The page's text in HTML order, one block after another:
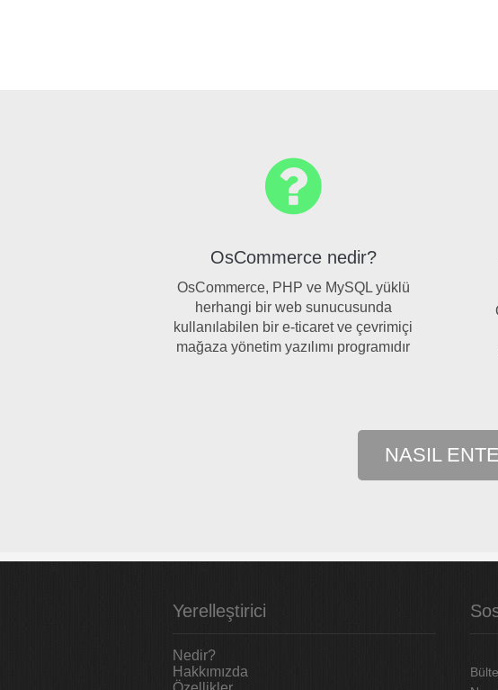
OsCommerce nedir?
OsCommerce, PHP ve MySQL yüklü
herhangi bir web sunucusunda
kullanılabilen bir e-ticaret ve çevrimiçi
mağaza yönetim yazılımı programıdır
NASIL
Yerelleştirici
Nedir?
Hakkımızda